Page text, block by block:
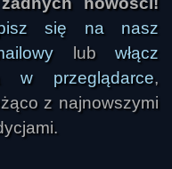
się na nasz
lubwłącz
w przeglądarce,
z najnowszymi